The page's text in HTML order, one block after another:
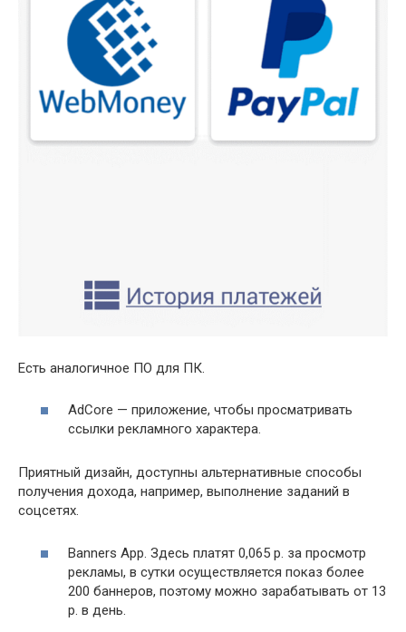
Есть аналогичное ПО для ПК.
AdCore — приложение, чтобы просматривать
ссылки рекламного характера.
Приятный дизайн, доступны альтернативные способы
получения дохода, например, выполнение заданий в
соцсетях.
Banners App. Здесь платят 0,065 р. за просмотр
рекламы, в сутки осуществляется показ более
200 баннеров, поэтому можно зарабатывать от 13
р. в день.